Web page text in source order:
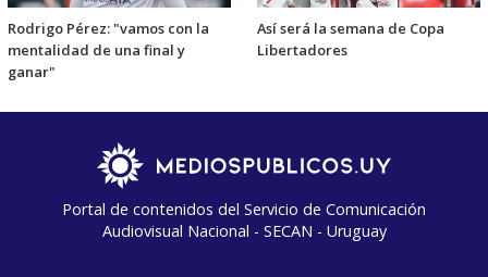
Rodrigo Pérez: "vamos con la
mentalidad de una final y
ganar"
Así será la semana de Copa
Libertadores
Portal de contenidos del Servicio de Comunicación
Audiovisual Nacional - SECAN - Uruguay